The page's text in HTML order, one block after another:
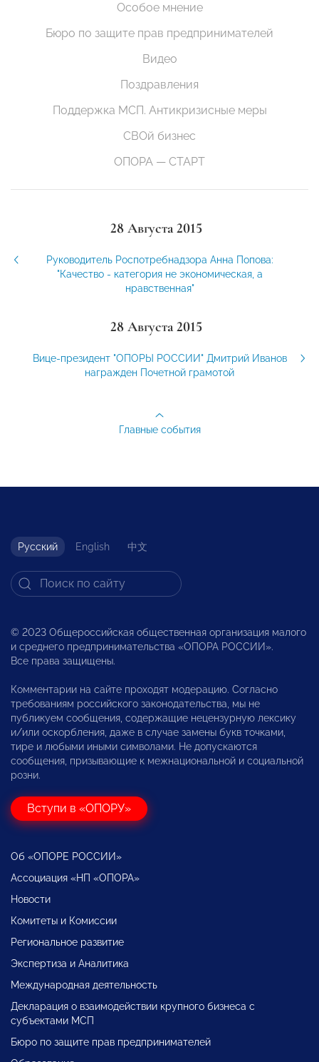
Особое мнение
Бюро по защите прав предпринимателей
Видео
Поздравления
Поддержка МСП. Антикризисные меры
СВОй бизнес
ОПОРА — СТАРТ
28 Августа 2015
Руководитель Роспотребнадзора Анна Попова:
"Качество - категория не экономическая, а
нравственная"
28 Августа 2015
Вице-президент "ОПОРЫ РОССИИ" Дмитрий Иванов
награжден Почетной грамотой
Главные события
Русский English 中文
© 2023 Общероссийская общественная организация малого
и среднего предпринимательства «ОПОРА РОССИИ».
Все права защищены.
Комментарии на сайте проходят модерацию. Согласно
требованиям российского законодательства, мы не
публикуем сообщения, содержащие нецензурную лексику
и/или оскорбления, даже в случае замены букв точками,
тире и любыми иными символами. Не допускаются
сообщения, призывающие к межнациональной и социальной
розни.
Вступи в «ОПОРУ»
Об «ОПОРЕ РОССИИ»
Ассоциация «НП «ОПОРА»
Новости
Комитеты и Комиссии
Региональное развитие
Экспертиза и Аналитика
Международная деятельность
Декларация о взаимодействии крупного бизнеса с
субъектами МСП
Бюро по защите прав предпринимателей